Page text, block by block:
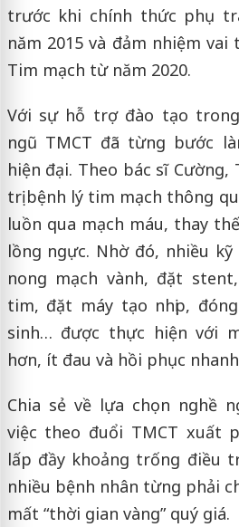
trước khi chính thức phụ
năm 2015 và đảm nhiệm
Tim mạch từ năm 2020.
Với sự hỗ trợ đào tạo
ngũ TMCT đã từng bước
hiện đại. Theo bác sĩ Cường,
trị bệnh lý tim mạch thông
luồn qua mạch máu, thay
lồng ngực. Nhờ đó, nhiều
nong mạch vành, đặt
tim, đặt máy tạo nhịp,
sinh… được thực hiện với
hơn, ít đau và hồi phục
Chia sẻ về lựa chọn nghề
việc theo đuổi TMCT xuất
lấp đầy khoảng trống điều
nhiều bệnh nhân từng phải
mất “thời gian vàng” quý giá.